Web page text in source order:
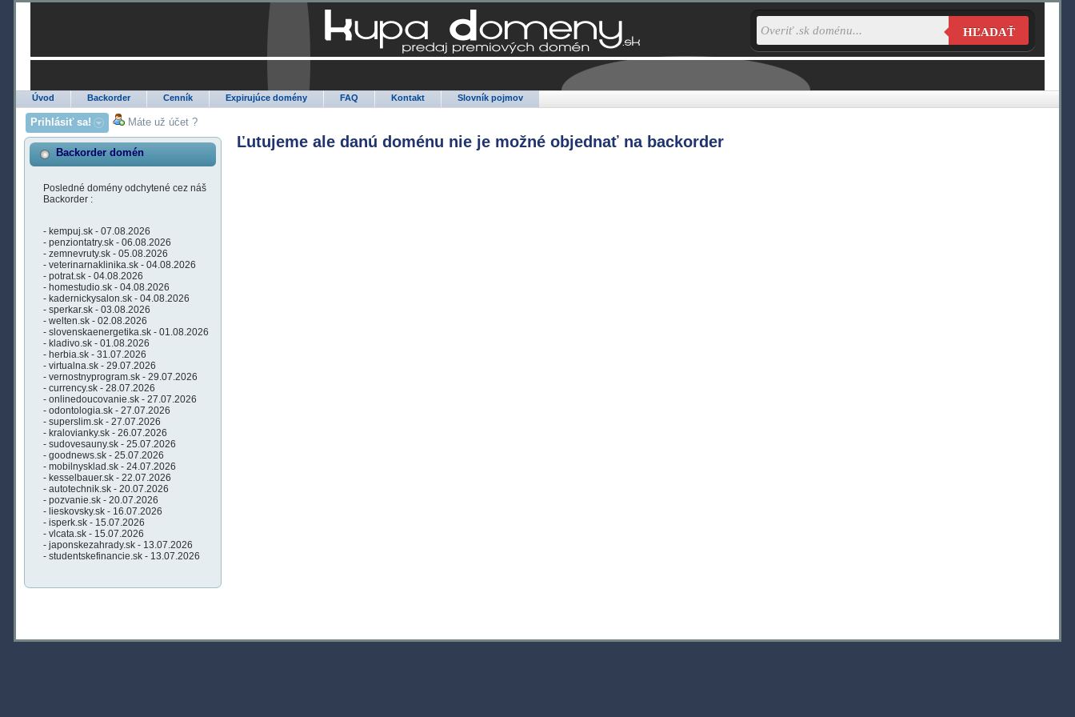
Úvod Backorder Cenník Expirujúce domény FAQ Kontakt Slovník pojmov
HĽADAŤ
Prihlásiť sa! Máte už účet ?
Backorder domén
Posledné domény odchytené cez náš
Backorder :
- kempuj.sk - 07.08.2026
- penziontatry.sk - 06.08.2026
- zemnevruty.sk - 05.08.2026
- veterinarnaklinika.sk - 04.08.2026
- potrat.sk - 04.08.2026
- homestudio.sk - 04.08.2026
- kadernickysalon.sk - 04.08.2026
- sperkar.sk - 03.08.2026
- welten.sk - 02.08.2026
- slovenskaenergetika.sk - 01.08.2026
- kladivo.sk - 01.08.2026
- herbia.sk - 31.07.2026
- virtualna.sk - 29.07.2026
- vernostnyprogram.sk - 29.07.2026
- currency.sk - 28.07.2026
- onlinedoucovanie.sk - 27.07.2026
- odontologia.sk - 27.07.2026
- superslim.sk - 27.07.2026
- kralovianky.sk - 26.07.2026
- sudovesauny.sk - 25.07.2026
- goodnews.sk - 25.07.2026
- mobilnysklad.sk - 24.07.2026
- kesselbauer.sk - 22.07.2026
- autotechnik.sk - 20.07.2026
- pozvanie.sk - 20.07.2026
- lieskovsky.sk - 16.07.2026
- isperk.sk - 15.07.2026
- vlcata.sk - 15.07.2026
- japonskezahrady.sk - 13.07.2026
- studentskefinancie.sk - 13.07.2026
Ľutujeme ale danú doménu nie je možné objednať na backorder